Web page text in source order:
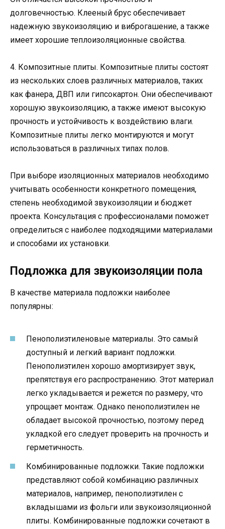
долговечностью. Клееный брус обеспечивает
надежную звукоизоляцию и виброгашение, а также
имеет хорошие теплоизоляционные свойства.
4. Композитные плиты. Композитные плиты состоят
из нескольких слоев различных материалов, таких
как фанера, ДВП или гипсокартон. Они обеспечивают
хорошую звукоизоляцию, а также имеют высокую
прочность и устойчивость к воздействию влаги.
Композитные плиты легко монтируются и могут
использоваться в различных типах полов.
При выборе изоляционных материалов необходимо
учитывать особенности конкретного помещения,
степень необходимой звукоизоляции и бюджет
проекта. Консультация с профессионалами поможет
определиться с наиболее подходящими материалами
и способами их установки.
Подложка для звукоизоляции пола
В качестве материала подложки наиболее
популярны:
Пенополиэтиленовые материалы. Это самый
доступный и легкий вариант подложки.
Пенополиэтилен хорошо амортизирует звук,
препятствуя его распространению. Этот материал
легко укладывается и режется по размеру, что
упрощает монтаж. Однако пенополиэтилен не
обладает высокой прочностью, поэтому перед
укладкой его следует проверить на прочность и
герметичность.
Комбинированные подложки. Такие подложки
представляют собой комбинацию различных
материалов, например, пенополиэтилен с
вкладышами из фольги или звукоизоляционной
плиты. Комбинированные подложки сочетают в